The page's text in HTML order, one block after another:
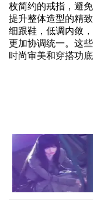
枚简约的戒指，避
提升整体造型的精
细跟鞋，低调内敛
更加协调统一。这
时尚审美和穿搭功底